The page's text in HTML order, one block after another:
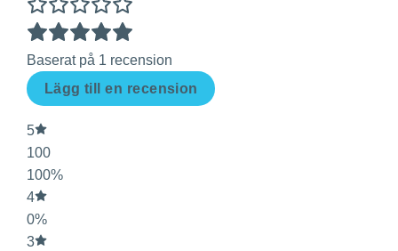
Baserat på 1 recension
Lägg till en recension
5
100
100%
4
0%
3